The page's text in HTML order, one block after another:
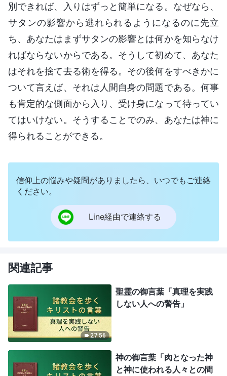
別できれば、入りはずっと簡単になる。なぜなら、
サタンの影響から逃れられるようになるのに先立
ち、あなたはまずサタンの影響とは何かを知らなけ
ればならないからである。そうして初めて、あなた
はそれを捨て去る術を得る。その後何をすべきかに
ついて言えば、それは人間自身の問題である。何事
も肯定的な側面から入り、受け身になって待ってい
てはいけない。そうすることでのみ、あなたは神に
得られることができる。
信仰上の悩みや疑問がありましたら、いつでもご連絡
ください。
Line経由で連絡する
関連記事
27:56
聖霊の御言葉「真理を実践
しない人への警告」
神の御言葉「肉となった神
と神に使われる人々との間